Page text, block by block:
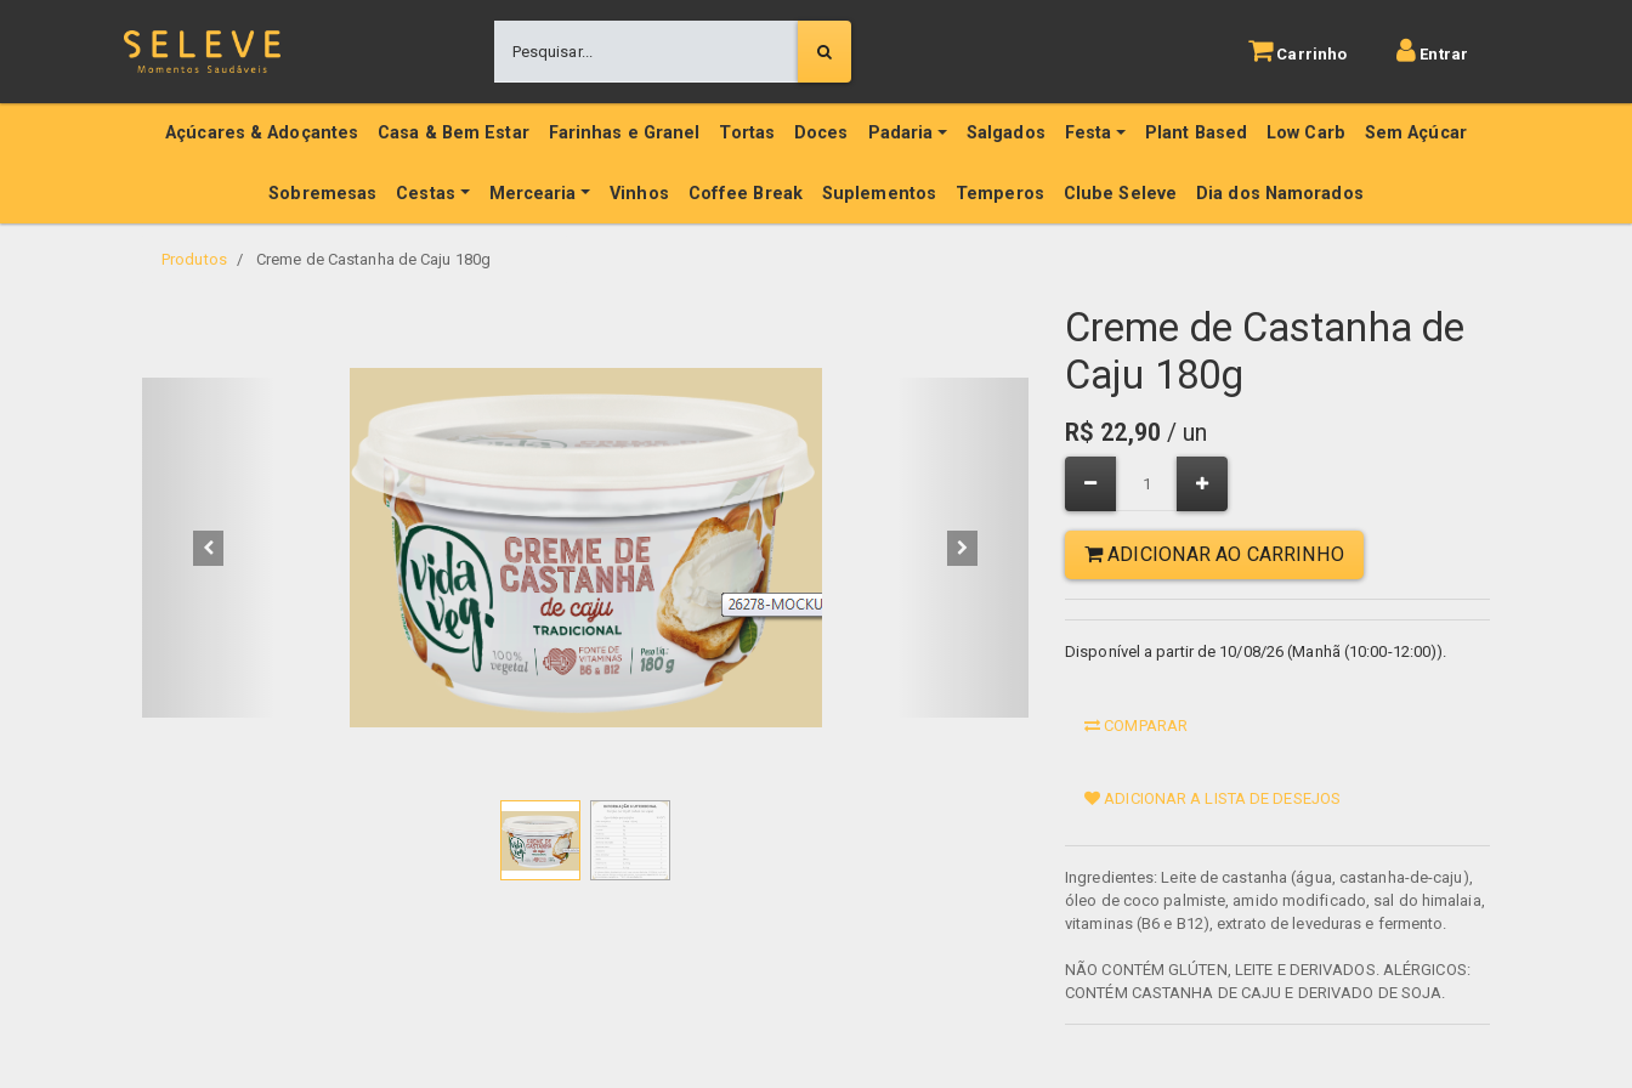
Carrinho Entrar
Açúcares & Adoçantes Casa & Bem Estar Farinhas e Granel Tortas Doces Padaria Salgados Festa Plant Based Low Carb Sem Açúcar
Sobremesas Cestas Mercearia Vinhos Coffee Break Suplementos Temperos Clube Seleve Dia dos Namorados
Produtos Creme de Castanha de Caju 180g
Creme de Castanha de
Caju 180g
R$ 22,90 / un
ADICIONAR AO CARRINHO
Disponível a partir de 10/08/26 (Manhã (10:00-12:00)).
COMPARAR
ADICIONAR A LISTA DE DESEJOS
Ingredientes: Leite de castanha (água, castanha-de-caju),
óleo de coco palmiste, amido modificado, sal do himalaia,
vitaminas (B6 e B12), extrato de leveduras e fermento.
NÃO CONTÉM GLÚTEN, LEITE E DERIVADOS. ALÉRGICOS:
CONTÉM CASTANHA DE CAJU E DERIVADO DE SOJA.